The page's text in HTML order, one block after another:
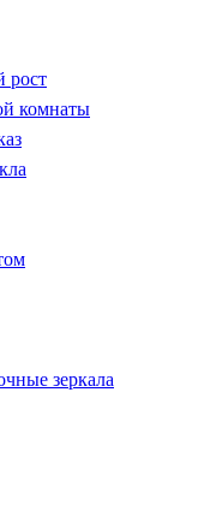
рост
комнаты
зеркала